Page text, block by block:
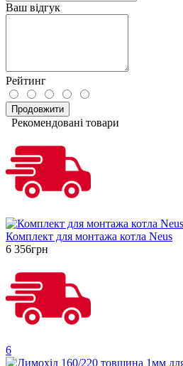
Ваш відгук
Рейтинг
Продовжити
Рекомендовані товари
Комплект для монтажа котла Neus
6 356грн
6